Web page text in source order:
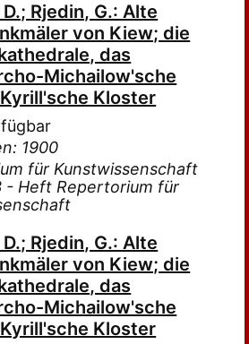
Rjedin, G.: Alte
von Kiew; die
das
Michailow'sche
Kloster
1900
für Kunstwissenschaft
- Heft Repertorium für
Rjedin, G.: Alte
von Kiew; die
das
Michailow'sche
Kloster